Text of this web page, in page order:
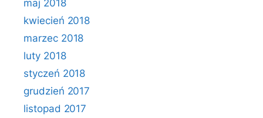
maj 2018
kwiecień 2018
marzec 2018
luty 2018
styczeń 2018
grudzień 2017
listopad 2017